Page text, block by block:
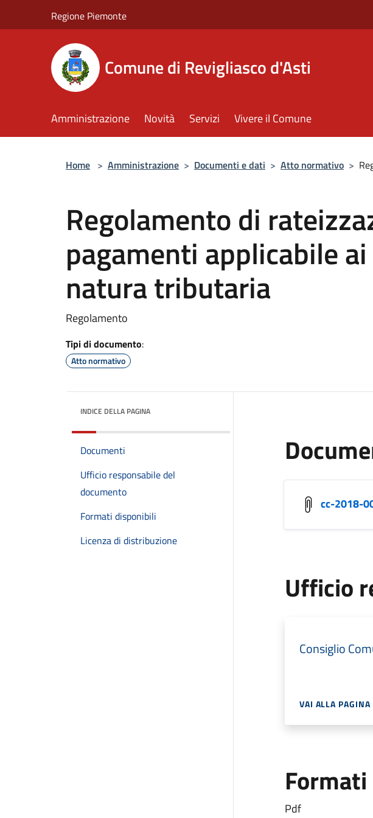
Regione Piemonte
Comune di Revigliasco d'Asti
Amministrazione Novità Servizi Vivere il Comune
Home > Amministrazione > Documenti e dati > Atto normativo >
Regolamento di
pagamenti applicabile
natura tributaria
Regolamento
Tipi di documento:
Atto normativo
INDICE DELLA PAGINA
Documenti
Ufficio responsabile del
documento
Formati disponibili
Licenza di distribuzione
cc-2018-
Ufficio
Consiglio
VAI ALLA PAGINA
Pdf